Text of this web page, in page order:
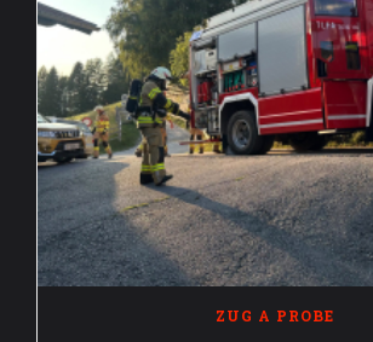
ZUG A PROBE